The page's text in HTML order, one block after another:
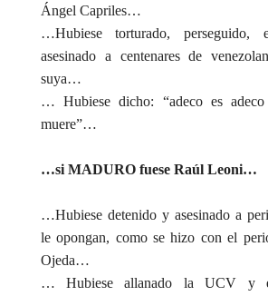
Ángel Capriles…
…Hubiese torturado, perseguido,
asesinado a centenares de
suya…
… Hubiese dicho: “adeco es
muere”…
…si MADURO fuese Raúl Leoni…
…Hubiese detenido y asesinado a
le opongan, como se hizo con el
Ojeda…
… Hubiese allanado la UCV y